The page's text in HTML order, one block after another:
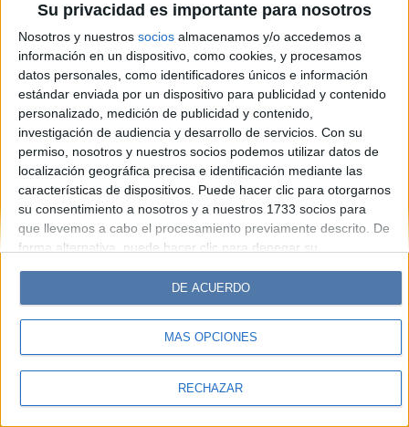
Su privacidad es importante para nosotros
Nosotros y nuestros socios almacenamos y/o accedemos a
información en un dispositivo, como cookies, y procesamos
datos personales, como identificadores únicos e información
estándar enviada por un dispositivo para publicidad y contenido
personalizado, medición de publicidad y contenido,
investigación de audiencia y desarrollo de servicios. Con su
permiso, nosotros y nuestros socios podemos utilizar datos de
localización geográfica precisa e identificación mediante las
características de dispositivos. Puede hacer clic para otorgarnos
su consentimiento a nosotros y a nuestros 1733 socios para
que llevemos a cabo el procesamiento previamente descrito. De
forma alternativa, puede hacer clic para denegar su
cambiar sus preferencias antes de otorgar su consentimiento.
Tenga en cuenta que algún procesamiento de sus datos
personales puede no requerir de su consentimiento, pero usted
tiene el derecho de rechazar tal procesamiento. Sus
sus preferencias o retirar su consentimiento en cualquier
MÁS OPCIONES
RECHAZAR
DE ACUERDO
Look
Luz Mía Lunateen Break BATimes
© Perfil.com 2006-2019 - Todos los derechos reservados
Registro de Propiedad Intelectual: Nro. 5346433